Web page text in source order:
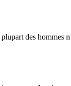
des hommes